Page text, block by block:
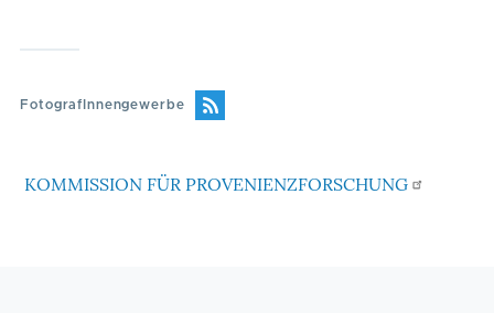
FotografInnengewerbe
KOMMISSION FÜR PROVENIENZFORSCHUNG